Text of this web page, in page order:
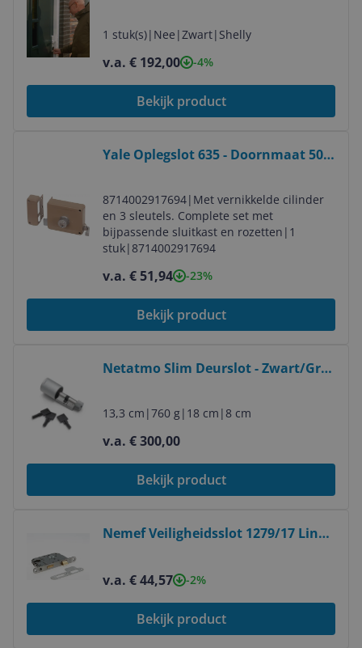
Home Integratie
1 stuk(s)| Nee |Zwart| Shelly
v.a. € 192,00 -4%
Bekijk product
Yale Oplegslot 635 - Doornmaat 50
8714002917694| Met vernikkelde cilinder
en 3 sleutels. Complete set met
bijpassende sluitkast en rozetten | 1
stuk|8714002917694
v.a. € 51,94 -23%
Bekijk product
Netatmo Slim Deurslot - Zwart/Grijs
Batterijen
13,3 cm |760 g| 18 cm |8 cm
v.a. € 300,00
Bekijk product
Nemef Veiligheidsslot 1279/17 Links
50mm - RVS voorplaat - SKG
v.a. € 44,57 -2%
Bekijk product